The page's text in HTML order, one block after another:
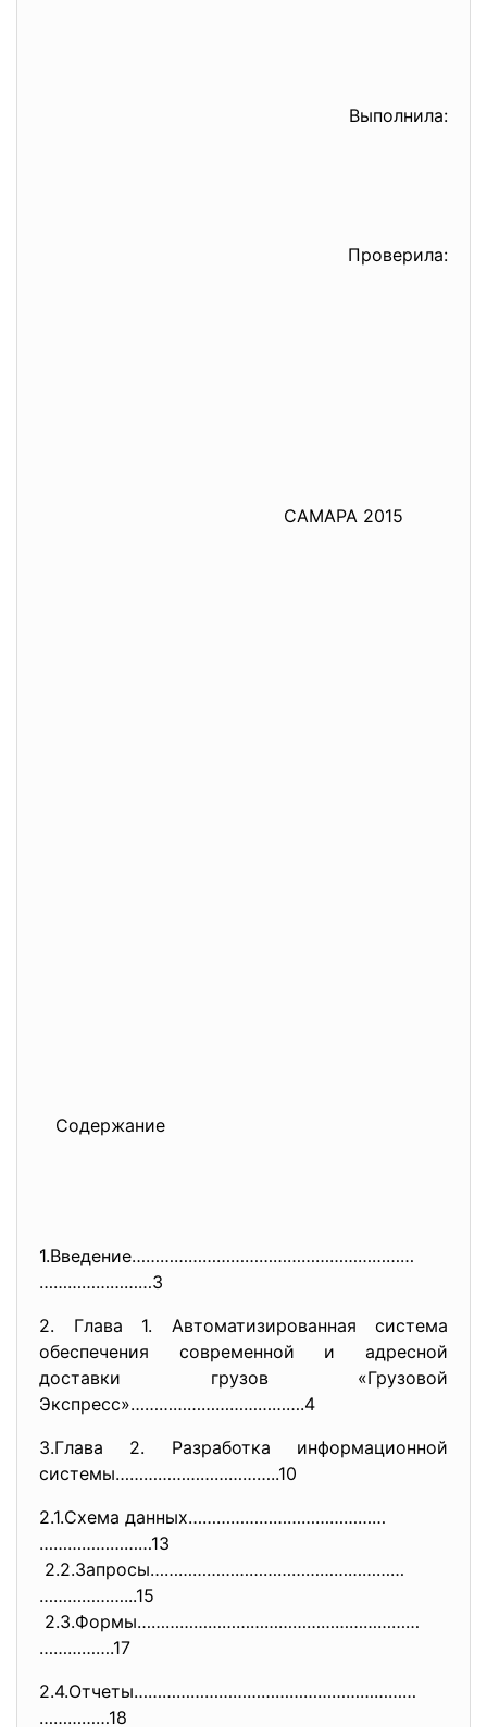
Выполнила:
Проверила:
САМАРА 2015
Содержание
1.Введение……………………………………………………
……………………3
2. Глава 1. Автоматизированная система
обеспечения современной и адресной
доставки грузов «Грузовой
Экспресс»……………………………….4
3.Глава 2. Разработка информационной
системы……………………………..10
2.1.Схема данных……………………………………
……………………13
2.2.Запросы………………………………………………
………………...15
2.3.Формы……………………………………………………
…………….17
2.4.Отчеты……………………………………………………
……………18